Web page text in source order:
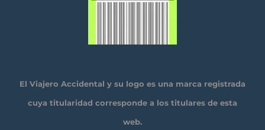
El Viajero Accidental y su logo es una marca registrada
cuya titularidad corresponde a los titulares de esta
web.